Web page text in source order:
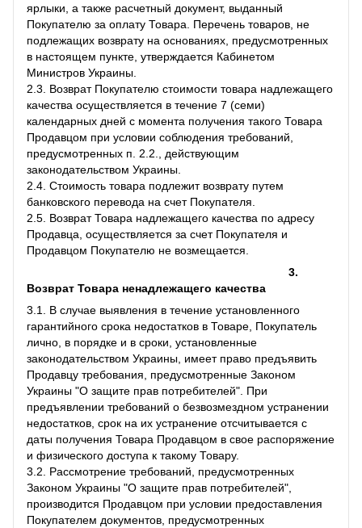
ярлыки, а также расчетный документ, выданный
Покупателю за оплату Товара. Перечень товаров, не
подлежащих возврату на основаниях, предусмотренных
в настоящем пункте, утверждается Кабинетом
Министров Украины.
2.3. Возврат Покупателю стоимости товара надлежащего
качества осуществляется в течение 7 (семи)
календарных дней с момента получения такого Товара
Продавцом при условии соблюдения требований,
предусмотренных п. 2.2., действующим
законодательством Украины.
2.4. Стоимость товара подлежит возврату путем
банковского перевода на счет Покупателя.
2.5. Возврат Товара надлежащего качества по адресу
Продавца, осуществляется за счет Покупателя и
Продавцом Покупателю не возмещается.
3.
Возврат Товара ненадлежащего качества
3.1. В случае выявления в течение установленного
гарантийного срока недостатков в Товаре, Покупатель
лично, в порядке и в сроки, установленные
законодательством Украины, имеет право предъявить
Продавцу требования, предусмотренные Законом
Украины "О защите прав потребителей". При
предъявлении требований о безвозмездном устранении
недостатков, срок на их устранение отсчитывается с
даты получения Товара Продавцом в свое распоряжение
и физического доступа к такому Товару.
3.2. Рассмотрение требований, предусмотренных
Законом Украины "О защите прав потребителей",
производится Продавцом при условии предоставления
Покупателем документов, предусмотренных